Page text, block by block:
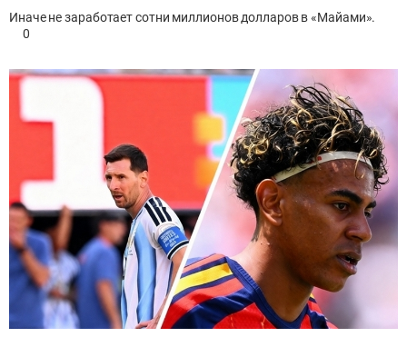
Иначе не заработает сотни миллионов долларов в «Майами».
0